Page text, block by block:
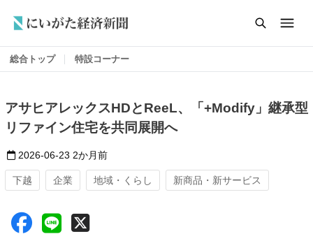
総合トップ 特設コーナー
アサヒアレックスHDとReeL、「+Modify」継承型
リファイン住宅を共同展開へ
2026-06-23 2か月前
下越 企業 地域・くらし 新商品・新サービス